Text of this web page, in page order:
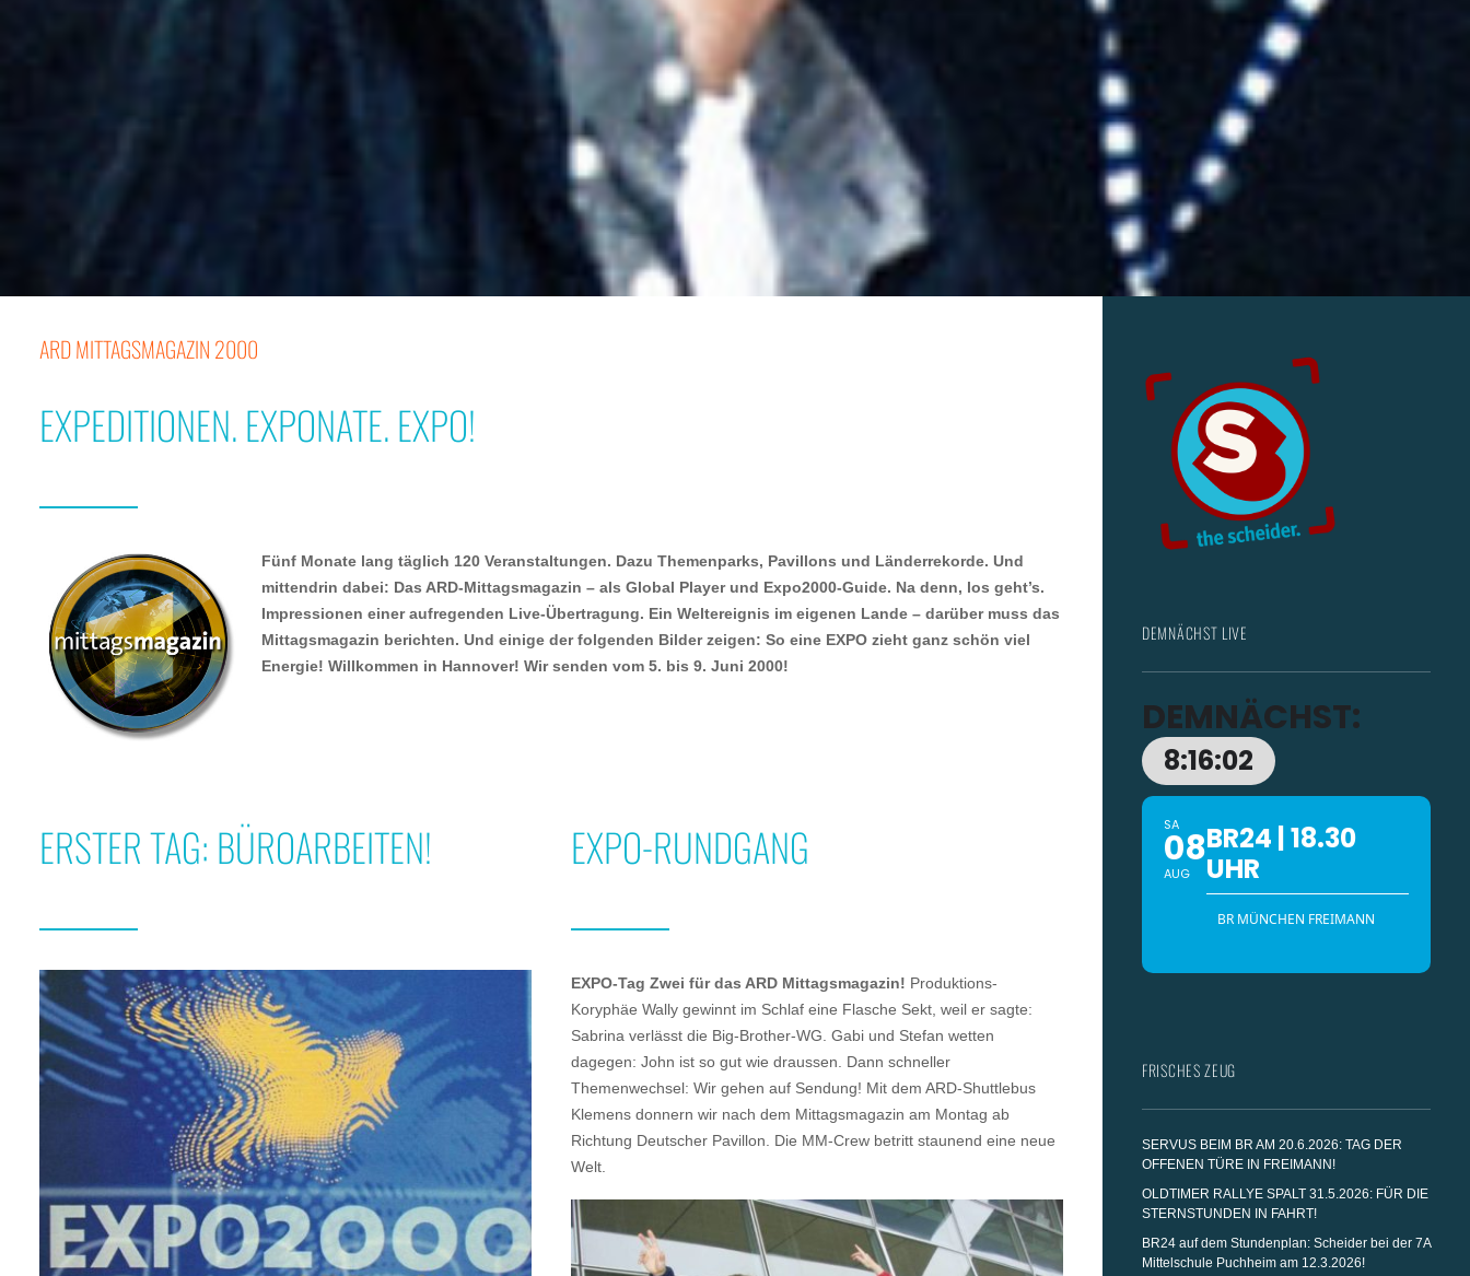
ARD MITTAGSMAGAZIN 2000
EXPEDITIONEN. EXPONATE. EXPO!
Fünf Monate lang täglich 120 Veranstaltungen. Dazu Themenparks, Pavillons und Länderrekorde. Und
mittendrin dabei: Das ARD-Mittagsmagazin – als Global Player und Expo2000-Guide. Na denn, los geht’s.
Impressionen einer aufregenden Live-Übertragung. Ein Weltereignis im eigenen Lande – darüber muss das
Mittagsmagazin berichten. Und einige der folgenden Bilder zeigen: So eine EXPO zieht ganz schön viel
Energie! Willkommen in Hannover! Wir senden vom 5. bis 9. Juni 2000!
ERSTER TAG: BÜROARBEITEN! EXPO-RUNDGANG
EXPO-Tag Zwei für das ARD Mittagsmagazin! Produktions-
Koryphäe Wally gewinnt im Schlaf eine Flasche Sekt, weil er sagte:
Sabrina verlässt die Big-Brother-WG. Gabi und Stefan wetten
dagegen: John ist so gut wie draussen. Dann schneller
Themenwechsel: Wir gehen auf Sendung! Mit dem ARD-Shuttlebus
Klemens donnern wir nach dem Mittagsmagazin am Montag ab
Richtung Deutscher Pavillon. Die MM-Crew betritt staunend eine neue
Welt.
DEMNÄCHST LIVE
DEMNÄCHST:
8:16:00
SA
08
AUG
BR24 | 18.30
UHR
BR MÜNCHEN FREIMANN
FRISCHES ZEUG
SERVUS BEIM BR AM 20.6.2026: TAG DER
OFFENEN TÜRE IN FREIMANN!
OLDTIMER RALLYE SPALT 31.5.2026: FÜR DIE
STERNSTUNDEN IN FAHRT!
BR24 auf dem Stundenplan: Scheider bei der 7A
Mittelschule Puchheim am 12.3.2026!